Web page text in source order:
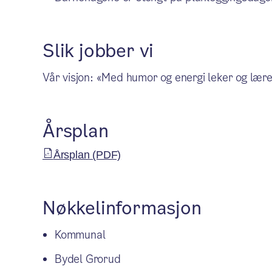
Slik jobber vi
Vår visjon: «Med humor og energi leker og
Årsplan
Årsplan (PDF)
Nøkkelinformasjon
Kommunal
Bydel Grorud